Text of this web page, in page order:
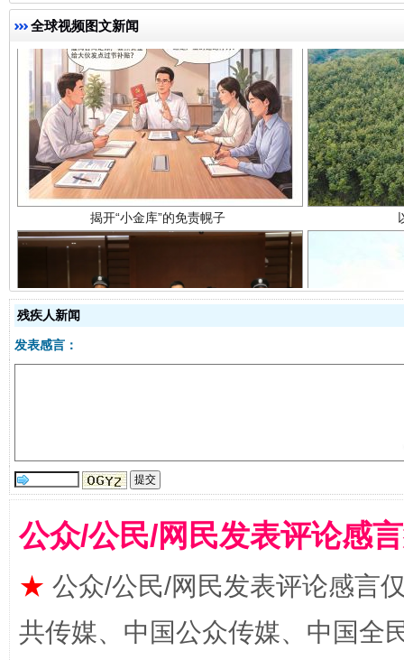
全球视频图文新闻
揭开“小金库”的免责幌子
受贿1.44亿！段成刚被判无期
全民健身五年计划来了！等你上场
残疾人新闻
发表感言：
公众/公民/网民发表评论感
★ 公众/公民/网民发表评论感言
共传媒、中国公众传媒、中国全